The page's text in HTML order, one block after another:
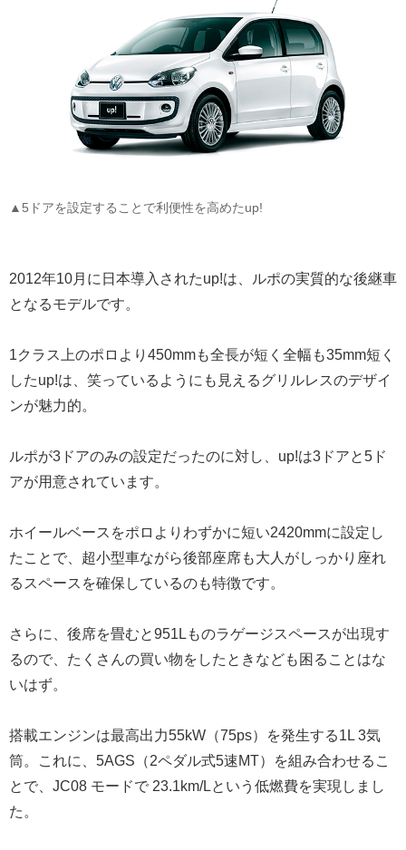
▲5ドアを設定することで利便性を高めたup!
2012年10月に日本導入されたup!は、ルポの実質的な後継車
となるモデルです。
1クラス上のポロより450mmも全長が短く全幅も35mm短く
したup!は、笑っているようにも見えるグリルレスのデザイ
ンが魅力的。
ルポが3ドアのみの設定だったのに対し、up!は3ドアと5ド
アが用意されています。
ホイールベースをポロよりわずかに短い2420mmに設定し
たことで、超小型車ながら後部座席も大人がしっかり座れ
るスペースを確保しているのも特徴です。
さらに、後席を畳むと951Lものラゲージスペースが出現す
るので、たくさんの買い物をしたときなども困ることはな
いはず。
搭載エンジンは最高出力55kW（75ps）を発生する1L 3気
筒。これに、5AGS（2ペダル式5速MT）を組み合わせるこ
とで、JC08 モードで 23.1km/Lという低燃費を実現しまし
た。